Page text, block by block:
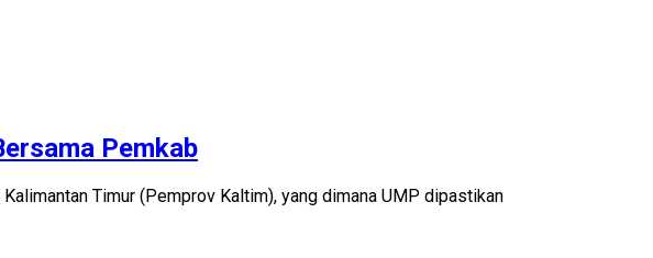
Pemkab
Timur (Pemprov Kaltim), yang dimana UMP dipastikan